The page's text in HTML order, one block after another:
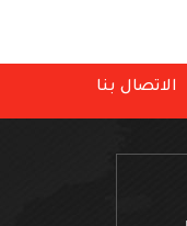
الاتصال بنا